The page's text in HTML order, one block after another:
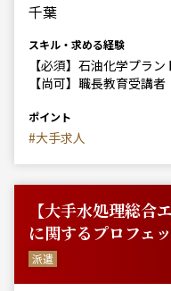
千葉
スキル・求める経験
【必須】石油化学プラ
【尚可】職長教育受講者
ポイント
#大手求人
【大手水処理総合
に関するプロフェ
派遣